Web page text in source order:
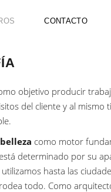
CONTACTO
objetivo producir
del cliente y al mismo
belleza como motor
determinado por su
hasta las
todo. Como